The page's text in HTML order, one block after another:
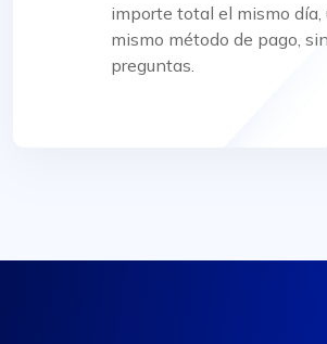
importe total el mismo día,
mismo método de pago,
preguntas.